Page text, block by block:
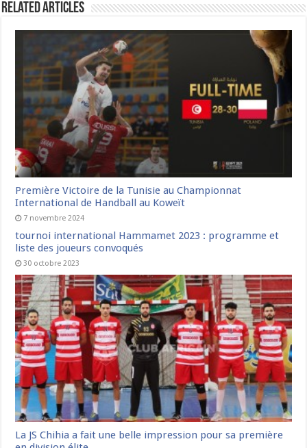
Related Articles
Première Victoire de la Tunisie au Championnat
International de Handball au Koweït
7 novembre 2024
tournoi international Hammamet 2023 : programme et
liste des joueurs convoqués
30 octobre 2023
La JS Chihia a fait une belle impression pour sa première